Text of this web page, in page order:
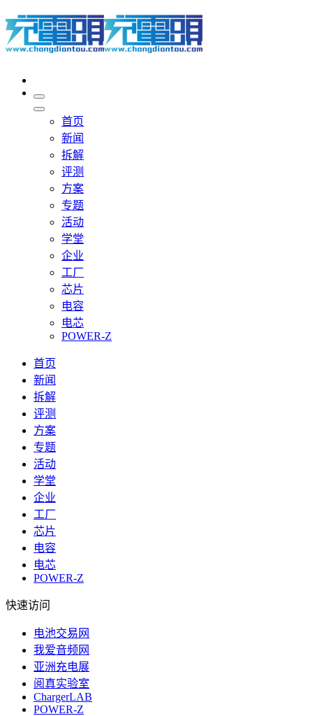
首页
新闻
拆解
评测
方案
专题
活动
学堂
企业
工厂
芯片
电容
电芯
POWER-Z
首页
新闻
拆解
评测
方案
专题
活动
学堂
企业
工厂
芯片
电容
电芯
POWER-Z
快速访问
电池交易网
我爱音频网
亚洲充电展
阅真实验室
ChargerLAB
POWER-Z